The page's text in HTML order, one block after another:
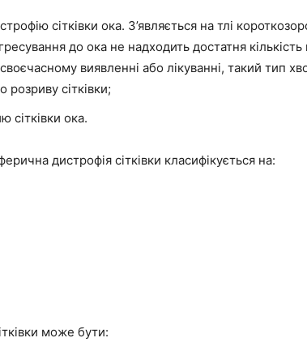
сітківки ока. З’являється на тлі
до ока не надходить достатня
виявленні або лікуванні, такий тип
розриву сітківки;
сітківки ока.
дистрофія сітківки класифікується на:
може бути: